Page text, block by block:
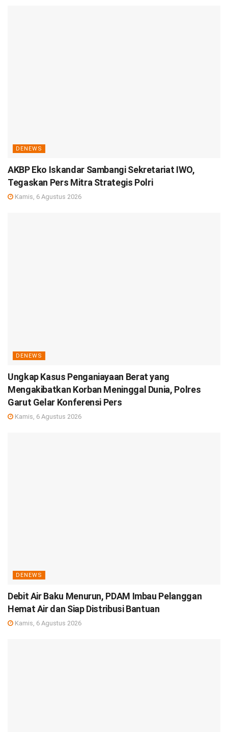
DENEWS
AKBP Eko Iskandar Sambangi Sekretariat IWO,
Tegaskan Pers Mitra Strategis Polri
Kamis, 6 Agustus 2026
DENEWS
Ungkap Kasus Penganiayaan Berat yang
Mengakibatkan Korban Meninggal Dunia, Polres
Garut Gelar Konferensi Pers
Kamis, 6 Agustus 2026
DENEWS
Debit Air Baku Menurun, PDAM Imbau Pelanggan
Hemat Air dan Siap Distribusi Bantuan
Kamis, 6 Agustus 2026